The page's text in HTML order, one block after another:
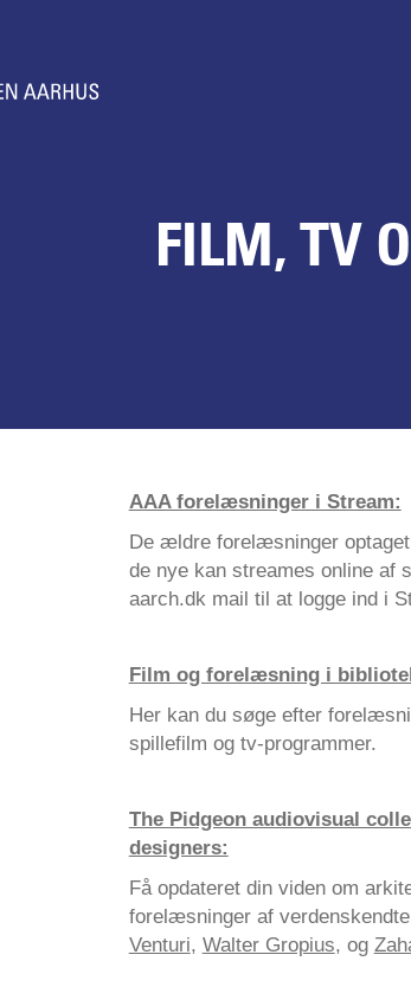
FILM, TV
AAA forelæsninger i Stream:
De ældre forelæsninger
de nye kan streames online af
aarch.dk mail til at logge ind i
Film og forelæsning i
Her kan du søge efter
spillefilm og tv-programmer.
The Pidgeon audiovisual
designers:
Få opdateret din viden om
forelæsninger af
Venturi, Walter Gropius, og